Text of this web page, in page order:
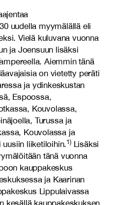
uudella myymälällä eli
Vielä kuluvana vuonna
ja Joensuun lisäksi
Aiemmin tänä
on vietetty peräti
ja ydinkeskustan
Espoossa,
Kouvolassa,
Turussa ja
Kouvolassa ja
liiketiloihin.1)Lisäksi
tänä vuonna
kauppakeskus
ja Kaarinan
Lippulaivassa